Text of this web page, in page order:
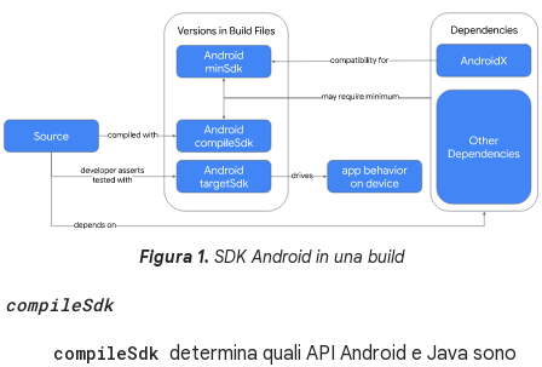
Figura 1. SDK Android in una build
compileSdk
compileSdk determina quali API Android e Java sono